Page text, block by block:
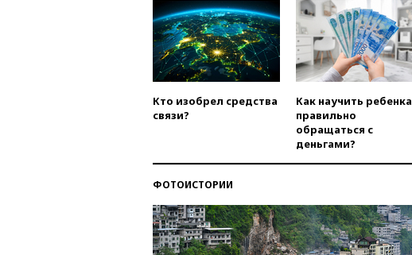
Кто изобрел средства
связи?
Как научить ребенка
правильно
обращаться с
деньгами?
ФОТОИСТОРИИ